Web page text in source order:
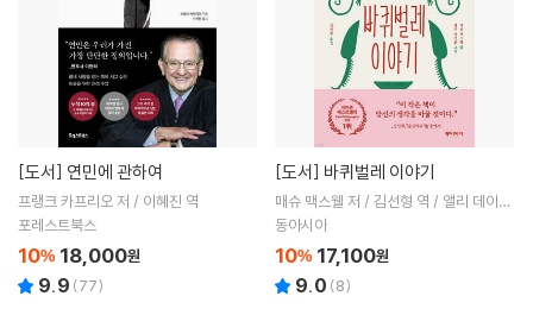
[도서] 연민에 관하여
프랭크 카프리오 저 / 이혜진 역
포레스트북스
10% 18,000원
9.9 (77)
[도서] 바퀴벌레 이야기
매슈 맥스웰 저 / 김선형 역 / 앨리 데이글
그림
동아시아
10% 17,100원
9.0 (8)